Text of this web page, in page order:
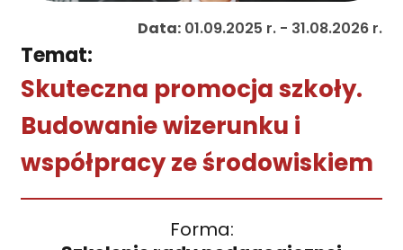
Temat:
Data: 01.09.2025 r. - 31.08.2026 r.
Skuteczna promocja szkoły.
Budowanie wizerunku i
współpracy ze środowiskiem
Forma: